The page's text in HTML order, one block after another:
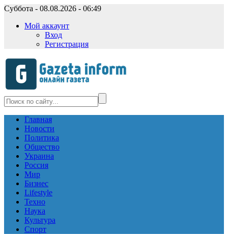
Суббота - 08.08.2026 - 06:49
Мой аккаунт
Вход
Регистрация
Главная
Новости
Политика
Общество
Украина
Россия
Мир
Бизнес
Lifestyle
Техно
Наука
Культура
Спорт